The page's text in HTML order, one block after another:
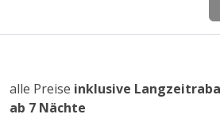
alle Preise inklusive
ab 7 Nächte